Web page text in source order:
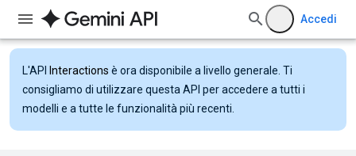
Accedi
L'API Interactions è ora disponibile a livello generale. Ti
consigliamo di utilizzare questa API per accedere a tutti i
modelli e a tutte le funzionalità più recenti.